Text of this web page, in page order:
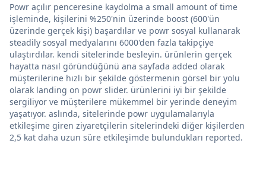
Powr açılır penceresine kaydolma a small amount of time
işleminde, kişilerini %250'nin üzerinde boost (600'ün
üzerinde gerçek kişi) başardılar ve powr sosyal kullanarak
steadily sosyal medyalarını 6000'den fazla takipçiye
ulaştırdılar. kendi sitelerinde besleyin. ürünlerin gerçek
hayatta nasıl göründüğünü ana sayfada added olarak
müşterilerine hızlı bir şekilde göstermenin görsel bir yolu
olarak landing on powr slider. ürünlerini iyi bir şekilde
sergiliyor ve müşterilere mükemmel bir yerinde deneyim
yaşatıyor. aslında, sitelerinde powr uygulamalarıyla
etkileşime giren ziyaretçilerin sitelerindeki diğer kişilerden
2,5 kat daha uzun süre etkileşimde bulundukları reported.